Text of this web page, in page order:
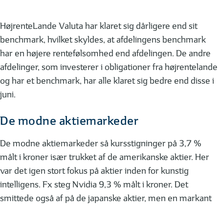
HøjrenteLande Valuta har klaret sig dårligere end sit
benchmark, hvilket skyldes, at afdelingens benchmark
har en højere rentefølsomhed end afdelingen. De andre
afdelinger, som investerer i obligationer fra højrentelande
og har et benchmark, har alle klaret sig bedre end disse i
juni.
De modne aktiemarkeder
De modne aktiemarkeder så kursstigninger på 3,7 %
målt i kroner især trukket af de amerikanske aktier. Her
var det igen stort fokus på aktier inden for kunstig
intelligens. Fx steg Nvidia 9,3 % målt i kroner. Det
smittede også af på de japanske aktier, men en markant